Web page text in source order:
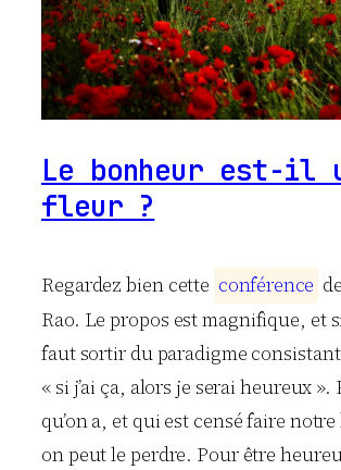
Le bonheur est-il
fleur ?
Regardez bien cette conférence
Rao. Le propos est magnifique, et
faut sortir du paradigme
« si j’ai ça, alors je serai heureux ».
qu’on a, et qui est censé faire
on peut le perdre. Pour être